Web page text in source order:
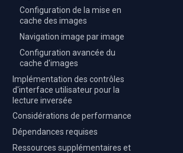
Configuration de la mise en
cache des images
Navigation image par image
Configuration avancée du
cache d'images
Implémentation des contrôles
d'interface utilisateur pour la
lecture inversée
Considérations de performance
Dépendances requises
Ressources supplémentaires et